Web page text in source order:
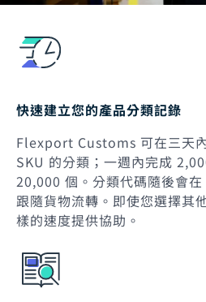
快速建立您的產品分類記錄
Flexport Customs 可在三天
SKU 的分類；一週內完成
20,000 個。分類代碼隨後會
跟隨貨物流轉。即使您選擇其
樣的速度提供協助。